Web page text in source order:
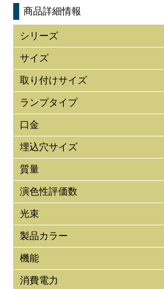
商品詳細情報
シリーズ
サイズ
取り付けサイズ
ランプタイプ
口金
埋込穴サイズ
質量
演色性評価数
光束
製品カラー
機能
消費電力